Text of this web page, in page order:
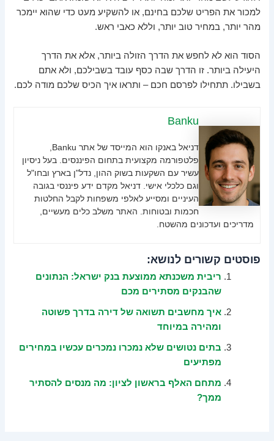
למכור את הפריט שלכם בחינם, או להשקיע מעט כדי שהוא יימכר
מהר יותר, במחיר טוב יותר, וללא כאבי ראש.
הסוד הוא לא לחפש את הדרך הזולה ביותר, אלא את הדרך
היעילה ביותר. זו הדרך שבה כסף עובד בשבילכם, ולא אתם
בשבילו. תתחילו לפרסם חכם – ותראו איך הכיס שלכם מודה לכם.
Banku
פלטפורמה מקצועית בתחום הפיננסים. בעל ניסיון
עשיר עם השקעות בשוק ההון, נדל"ן בארץ ובחו"ל
וגם כלכלי אישי. דניאל מקדם ידע פיננסי בגובה
העיניים ומסייע לאלפי משפחות לקבל החלטות
חכמות ובטוחות. האתר משלב כלים מעשיים,
מדריכים ועדכונים מהשטח.
פוסטים קשורים לנושא:
ריבית משכנתא ממוצעת בנק ישראל: הנתונים
שהבנקים מסתירים מכם
איך מחשבים תשואה של דירה בדרך פשוטה
ומהירה במיוחד
בתים נטושים שלא נמכרו נמכרים עכשיו במחירים
מפתיעים
מתחם האלף בראשון לציון: מה מנסים להסתיר
ממך?